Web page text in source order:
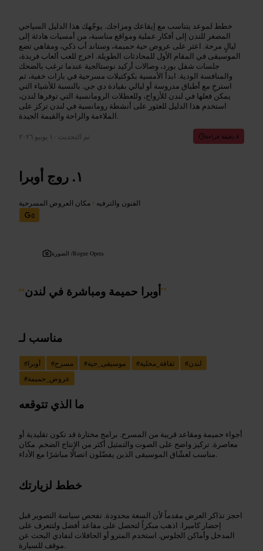
خطط لموعد يتناسب مع إيقاعك ومزاجك. يوجّهك هذا الدليل السياحي
المصغر للندن إلى أفكار عملية ومواقع مناسبة، من أمسيات هادئة إلى
ليالٍ مرحة. اعثر على عروض حية حميمة، وستاند أب ذكي، ومقاهي تضع
الموسيقى في المقام الأول للمحادثات الطويلة. اخرج للعب ألعاب فريدة،
جلسات شفل بورد، وصالات أركيد نوستالجية عندما ترغب بالضحك
والمنافسة الودية. ابدأ الأمسية بكوكتيلات مسرحية في بارات خفية، ثم
استرخِ مع أطباق مدروسة أو ليالي بقيادة دي جي. بالنسبة للأشياء التي
يمكن فعلها في لندن للأزواج، وللعطلات الرومانسية التي توفرها لندن،
استخدم هذا الدليل للعثور على أنشطة رومانسية في لندن تركز على
الملاءمة والراحة والقيمة الجيدة.
تم التحديث ١٠ يونيو ٢٠٢٦ ٨ دقيقة قراءة
روج أوبرا
الفنون والترفيه • مكان العروض المسرحية
٥
الصورة /Rogue Opera
“أوبرا حميمة ومباشرة في لندن”
مناسب لـ
#أوبرا #مسرح #موسيقى_حية #ثقافة_محلية #لندن
#عروض_حميمة
ما الذي تتوقعه
أجواء حميمة ومقاعد قريبة من المسرح. برامج مختارة قد تكون تقليدية أو
معاصرة. تركيز واضح على الصوت والتمثيل أكثر من الإنتاج الضخم. مكان
مناسب لعشّاق الموسيقى الذين يفضّلون اتصالًا مباشرًا مع الأداء.
خطط لزيارتك
احجز تذاكر العرض مقدماً لأن السعة محدودة. تفحص سياسة التصوير قبل
إحضار كاميرا. اذهب مبكراً لتحصل على مقاعد أفضل ولتتعرف على
المدخل وأماكن الجلوس. استخدم المترو أو الحافلات لتفادي البحث عن
موقف للسيارة.